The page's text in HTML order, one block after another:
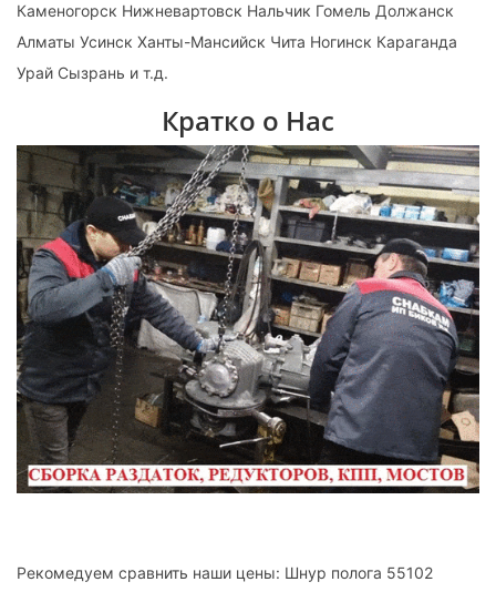
Каменогорск Нижневартовск Нальчик Гомель Должанск
Алматы Усинск Ханты-Мансийск Чита Ногинск Караганда
Урай Сызрань и т.д.
Кратко о Нас
Рекомедуем сравнить наши цены: Шнур полога 55102